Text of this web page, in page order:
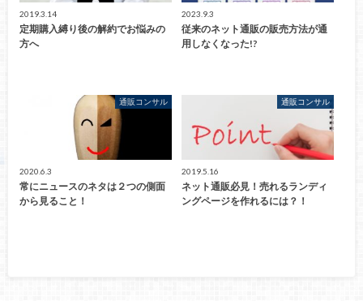
2019.3.14
定期購入縛り後の解約でお悩みの
方へ
2023.9.3
従来のネット通販の販売方法が通
用しなくなった!?
通販コンサル
2020.6.3
常にニュースのネタは２つの側面
から見ること！
通販コンサル
2019.5.16
ネット通販必見！売れるランディ
ングページを作れるには？！